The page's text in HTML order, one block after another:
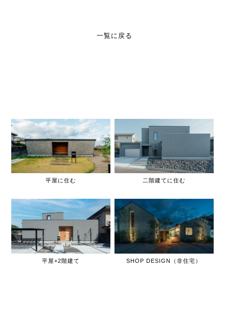
一覧に戻る
平屋に住む 二階建てに住む
平屋+2階建て SHOP DESIGN（非住宅）